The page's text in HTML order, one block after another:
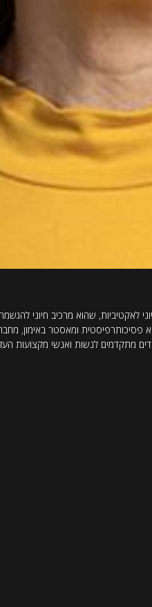
פסיכותרפיסטית ומאסטר
מתקדמים לנשות ואנשי מקצועות